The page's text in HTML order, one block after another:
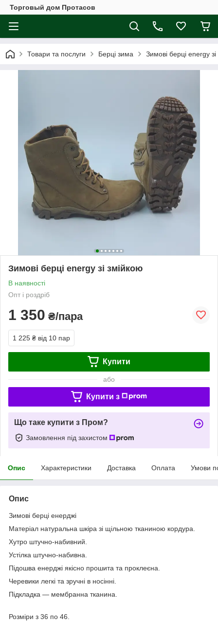
Торговый дом Протасов
Товари та послуги Берці зима Зимові берці energy
Зимові берці energy зі змійкою
В наявності
Опт і роздріб
1 350 ₴/пара
1 225 ₴ від 10 пар
Купити
або
Купити з
Що таке купити з Пром?
Замовлення під захистом
Опис Характеристики Доставка Оплата Умови
Опис
Зимові берці енерджі
Матеріал натуральна шкіра зі щільною тканиною кордура.
Хутро штучно-набивний.
Устілка штучно-набивна.
Підошва енерджі якісно прошита та проклеєна.
Черевики легкі та зручні в носінні.
Підкладка — мембранна тканина.
Розміри з 36 по 46.